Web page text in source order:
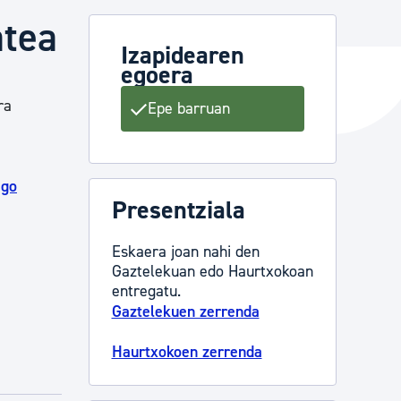
Izapidearen
egoera
Epe barruan
Presentziala
Eskaera joan nahi den
Gaztelekuan edo Haurtxokoan
entregatu.
Gaztelekuen zerrenda
Haurtxokoen zerrenda